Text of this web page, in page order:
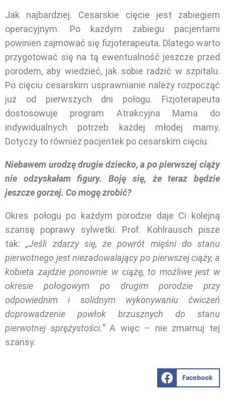
Jak najbardziej. Cesarskie cięcie jest zabiegiem
operacyjnym. Po każdym zabiegu pacjentami
powinien zajmować się fizjoterapeuta. Dlatego warto
przygotować się na tą ewentualność jeszcze przed
porodem, aby wiedzieć, jak sobie radzić w szpitalu.
Po cięciu cesarskim usprawnianie należy rozpocząć
już od pierwszych dni połogu. Fizjoterapeuta
dostosowuje program Atrakcyjna Mama do
indywidualnych potrzeb każdej młodej mamy.
Dotyczy to również pacjentek po cesarskim cięciu.
Niebawem urodzę drugie dziecko, a po pierwszej ciąży
nie odzyskałam figury. Boję się, że teraz będzie
jeszcze gorzej. Co mogę zrobić?
Okres połogu po każdym porodzie daje Ci kolejną
szansę poprawy sylwetki. Prof. Kohlrausch pisze
tak: „Jeśli zdarzy się, że powrót mięśni do stanu
pierwotnego jest niezadowalający po pierwszej ciąży, a
kobieta zajdzie ponownie w ciążę, to możliwe jest w
okresie połogowym po drugim porodzie przy
odpowiednim i solidnym wykonywaniu ćwiczeń
doprowadzenie powłok brzusznych do stanu
pierwotnej sprężystości.” A więc – nie zmarnuj tej
szansy.
Facebook